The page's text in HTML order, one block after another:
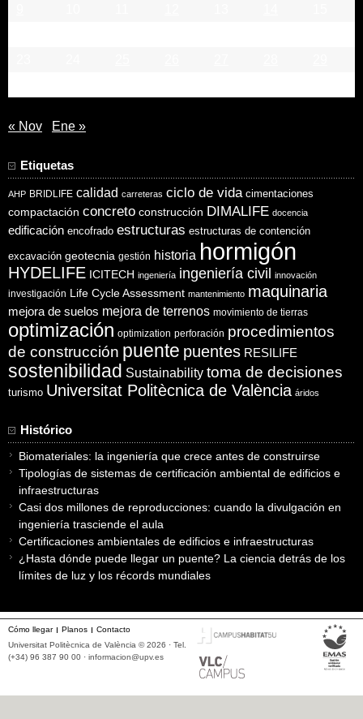
« Nov Ene »
Etiquetas
AHP BRIDLIFE calidad carreteras ciclo de vida cimentaciones
compactación concreto construcción DIMALIFE docencia
edificación encofrado estructuras estructuras de contención
excavación geotecnia gestión historia hormigón
HYDELIFE ICITECH ingeniería ingeniería civil innovación
investigación Life Cycle Assessment mantenimiento maquinaria
mejora de suelos mejora de terrenos movimiento de tierras
optimización optimization perforación procedimientos
de construcción puente puentes RESILIFE
sostenibilidad Sustainability toma de decisiones
turismo Universitat Politècnica de València áridos
Histórico
Biomateriales: la ingeniería que crece antes de construirse
Tipologías de sistemas de certificación ambiental de edificios e
infraestructuras
Casi dos millones de reproducciones: cuando la divulgación en
ingeniería trasciende el aula
Certificaciones ambientales de edificios e infraestructuras
¿Hasta dónde puede llegar un puente? La ciencia detrás de los
límites de luz y los récords mundiales
Cómo llegar Planos
Contacto
Universitat Politècnica de València © 2026 · Tel.
(+34) 96 387 90 00 · informacion@upv.es